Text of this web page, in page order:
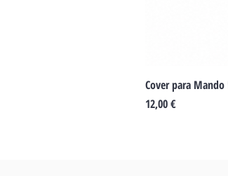
Cover para
Preu
12,00 €